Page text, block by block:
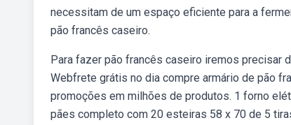
necessitam de um espaço eficiente para a
pão francês caseiro.
Para fazer pão francês caseiro iremos precisar
Webfrete grátis no dia compre armário de pão
promoções em milhões de produtos. 1 forno
pães completo com 20 esteiras 58 x 70 de 5